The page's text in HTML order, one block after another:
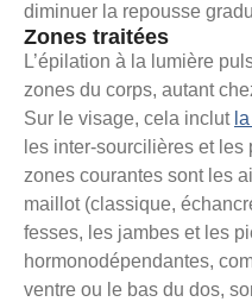
diminuer la repousse
Zones traitées
L’épilation à la lumière
zones du corps, autant
Sur le visage, cela inclut
les inter-sourcilières et
zones courantes sont les
maillot (classique,
fesses, les jambes et les
hormonodépendantes,
ventre ou le bas du dos,